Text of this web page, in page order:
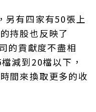
另有四家有50張上
持股也反映了
的貢獻度不盡相
減到20檔以下，
間來換取更多的收